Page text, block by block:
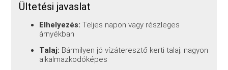
Ültetési javaslat
Elhelyezés: Teljes napon vagy részleges
árnyékban
Talaj: Bármilyen jó vízáteresztő kerti talaj; nagyon
alkalmazkodóképes